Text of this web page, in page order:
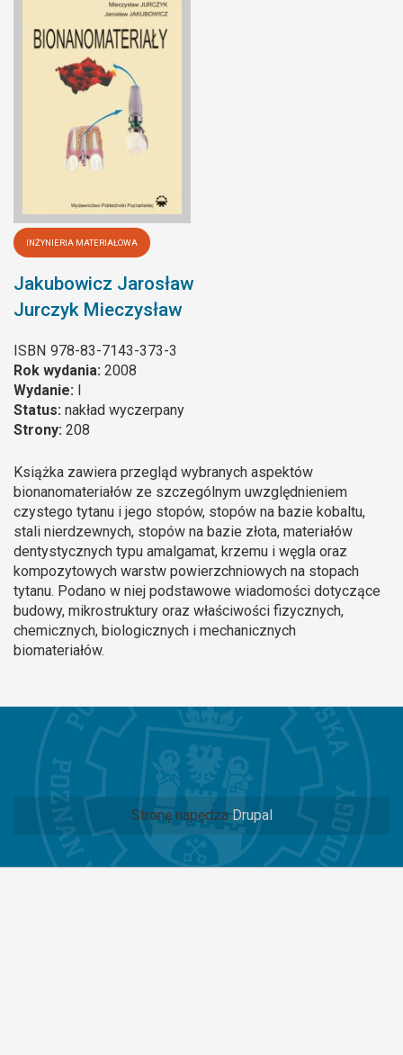
INŻYNIERIA MATERIAŁOWA
Jakubowicz Jarosław
Jurczyk Mieczysław
ISBN 978-83-7143-373-3
Rok wydania: 2008
Wydanie:
Status: nakład wyczerpany
Strony: 208
Książka zawiera przegląd wybranych aspektów
bionanomateriałów ze szczególnym uwzględnieniem
czystego tytanu i jego stopów, stopów na bazie kobaltu,
stali nierdzewnych, stopów na bazie złota, materiałów
dentystycznych typu amalgamat, krzemu i węgla oraz
kompozytowych warstw powierzchniowych na stopach
tytanu. Podano w niej podstawowe wiadomości dotyczące
budowy, mikrostruktury oraz właściwości fizycznych,
chemicznych, biologicznych i mechanicznych
biomateriałów.
Stronę napędza Drupal